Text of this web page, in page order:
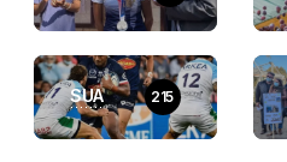
SUA 215